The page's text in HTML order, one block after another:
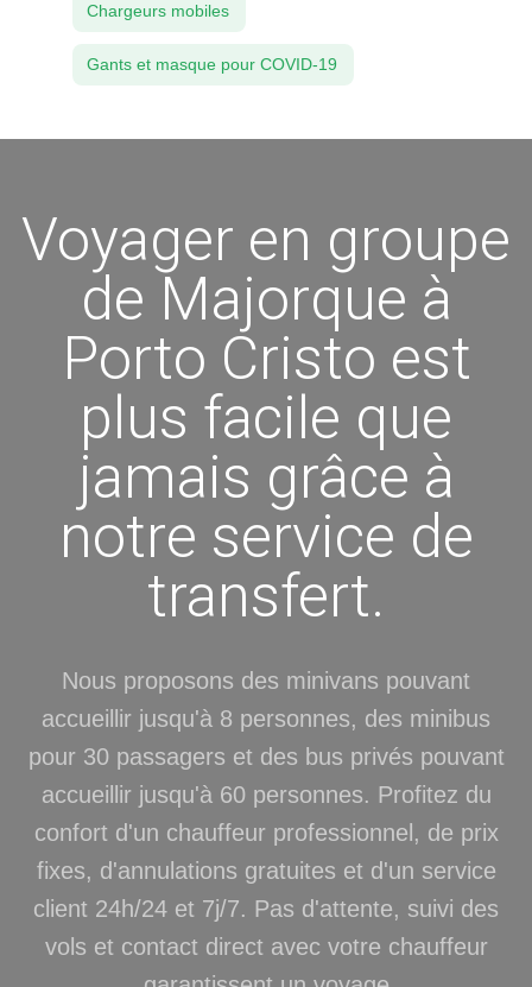
Chargeurs mobiles
Gants et masque pour COVID-19
Voyager en groupe
de Majorque à
Porto Cristo est
plus facile que
jamais grâce à
notre service de
transfert.
Nous proposons des minivans pouvant
accueillir jusqu'à 8 personnes, des minibus
pour 30 passagers et des bus privés pouvant
accueillir jusqu'à 60 personnes. Profitez du
confort d'un chauffeur professionnel, de prix
fixes, d'annulations gratuites et d'un service
client 24h/24 et 7j/7. Pas d'attente, suivi des
vols et contact direct avec votre chauffeur